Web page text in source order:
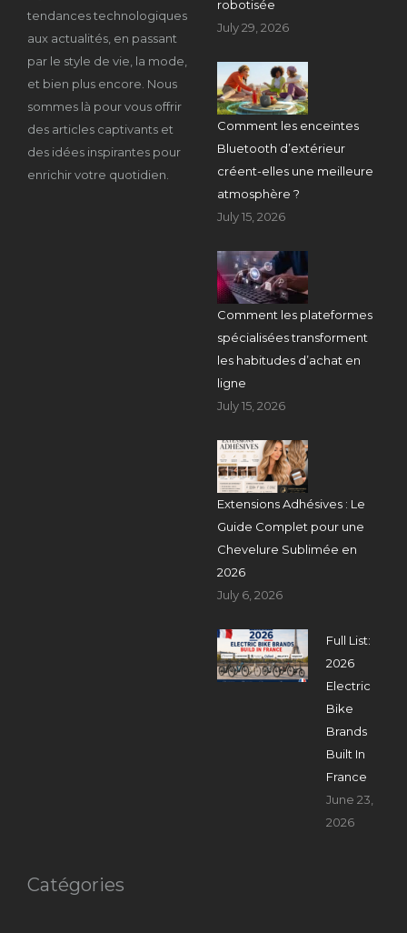
tendances technologiques
aux actualités, en passant
par le style de vie, la mode,
et bien plus encore. Nous
sommes là pour vous offrir
des articles captivants et
des idées inspirantes pour
enrichir votre quotidien.
robotisée
July 29, 2026
Comment les enceintes
Bluetooth d’extérieur
créent-elles une meilleure
atmosphère ?
July 15, 2026
Comment les plateformes
spécialisées transforment
les habitudes d’achat en
ligne
July 15, 2026
Extensions Adhésives : Le
Guide Complet pour une
Chevelure Sublimée en
2026
July 6, 2026
Full List:
2026
Electric
Bike
Brands
Built In
France
June 23,
2026
Catégories